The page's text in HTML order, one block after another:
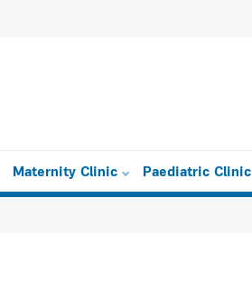
Maternity Clinic Paediatric Clinic